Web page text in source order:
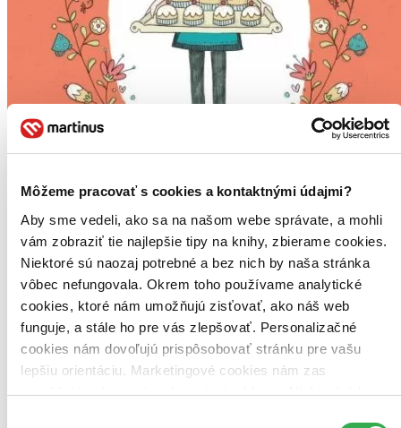
Môžeme pracovať s cookies a kontaktnými údajmi?
Aby sme vedeli, ako sa na našom webe správate, a mohli
vám zobraziť tie najlepšie tipy na knihy, zbierame cookies.
Niektoré sú naozaj potrebné a bez nich by naša stránka
vôbec nefungovala. Okrem toho používame analytické
cookies, ktoré nám umožňujú zisťovať, ako náš web
funguje, a stále ho pre vás zlepšovať. Personalizačné
cookies nám dovoľujú prispôsobovať stránku pre vašu
lepšiu orientáciu. Marketingové cookies nám zas
umožňujú zobrazenie relevantnej reklamy. Niektoré údaje
Přátelství plné koláčů
CZ
Cukr & Koření
Linda Chapman
1. diel sériePřátelství plné koláčů
Pekárna Cukr a koření otevírá už zítra! A desetiletá Hannah už se